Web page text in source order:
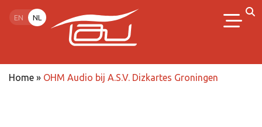
EN NL
Home » OHM Audio bij A.S.V. Dizkartes Groningen